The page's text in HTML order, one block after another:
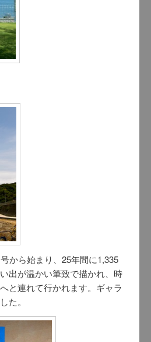
から始まり、25年間に1,335
出が温かい筆致で描かれ、時
と連れて行かれます。ギャラ
た。